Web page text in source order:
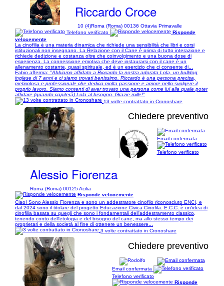
Riccardo Croce
10 (4)Roma (Roma) 00136 Ottavia Primavalle
Telefono verificato
Risponde
velocemente
La cinofilia è una materia dinamica che richiede una sensibilità che libri e corsi
istituzionali non insegnano. La Relazione con il Cane è prima di tutto interazione e
richiede dedizione e costanza oltre che coinvolgimento e una buona dose di
esperienza. La connessione emotiva che deve instaurarsi con il cane è un
allenamento costante, quasi spirituale, ed è un esercizio che ci consente di...
Fabio afferma: "Abbiamo affidato a Riccardo la nostra adorata Lola, un bulldog
inglese di 7 anni e ci siamo trovati benissimo. Riccardo è una persona precisa,
meticolosa e professionale che dedica molta passione e amore nello svolgere il
proprio lavoro. Siamo contenti di aver trovato una persona come lui alla quale poter
affidare (quando capiterà) Lola al bisogno. Grazie mille!"
13 volte contrattato in Cronoshare
1/4
Chiedere preventivo
Alessio Fiorenza
Roma (Roma) 00125 Acilia
Email confermata
Telefono verificato
Risponde velocemente
Ciao! Sono Alessio Fiorenza e sono un addestratore cinofilo riconosciuto ENCI, e
dal 2024 sono il titolare del progetto Educazione Civica Cinofila. E.C.C. è un'idea di
cinofilia basata su quegli che sono i fondamentali dell'addestramento classico,
tenendo conto dell'etologia e del bisogno del cane, ma allo stesso tempo dei
proprietari e della società al fine di ottenere un benessere...
3 volte contrattato in Cronoshare
1/10
Chiedere preventivo
Email confermata
Telefono verificato
Risponde